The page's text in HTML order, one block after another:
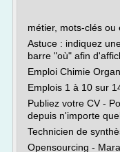
métier, mots-clés ou
Astuce : indiquez
barre "où" afin
Emploi Chimie
Emplois 1 à 10 sur
Publiez votre CV -
depuis n'importe
Technicien de
Opensourcing -